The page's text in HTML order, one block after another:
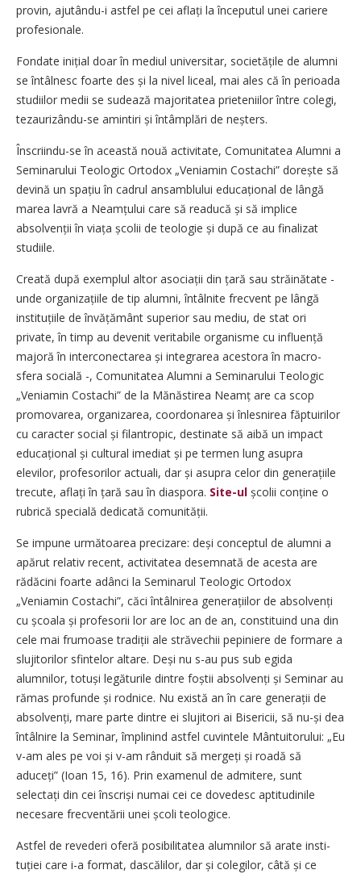
provin, ajutându-i astfel pe cei aflați la începutul unei cariere
profesionale.
Fondate inițial doar în mediul universitar, societățile de alumni
se întâlnesc foarte des și la nivel liceal, mai ales că în perioada
studiilor medii se sudează majoritatea prieteniilor între colegi,
tezaurizându-se amintiri și întâmplări de neșters.
Înscriindu-se în această nouă activitate, Comunitatea Alumni a
Seminarului Teologic Ortodox „Veniamin Costachi” dorește să
devină un spațiu în cadrul ansamblului educațional de lângă
marea lavră a Neamțului care să readucă și să implice
absolvenții în viața școlii de teologie și după ce au finalizat
studiile.
Creată după exemplul altor asociații din țară sau străinătate -
unde organizațiile de tip alumni, întâlnite frecvent pe lângă
insti­tuțiile de învățământ superior sau mediu, de stat ori
private, în timp au devenit veritabile organisme cu influență
majoră în interconectarea și integrarea acestora în macro-
sfera socială -, Comunitatea Alumni a Seminarului Teologic
„Veniamin Costachi” de la Mănăstirea Neamț are ca scop
promovarea, organizarea, coordonarea și înlesnirea făptuirilor
cu caracter social și filantropic, destinate să aibă un impact
educațional și cultural imediat și pe termen lung asupra
elevilor, profesorilor actuali, dar și asupra celor din ge­nerațiile
trecute, aflați în țară sau în diaspora. Site-ul școlii conține o
rubrică specială dedicată comu­nității.
Se impune următoarea precizare: deși conceptul de alumni a
apărut relativ recent, activitatea ­desemnată de acesta are
rădăcini foarte adânci la Seminarul Teologic Ortodox
„Veniamin Costachi”, căci întâlnirea generațiilor de absolvenți
cu școala și profesorii lor are loc an de an, constituind una din
cele mai frumoase tradiții ale străvechii pepiniere de formare a
slujitorilor sfintelor altare. Deși nu s-au pus sub egida
alumnilor, totuși legăturile dintre foștii ab­solvenți și Seminar au
rămas pro­funde și rodnice. Nu există an în care generații de
absolvenți, mare parte dintre ei slujitori ai Bisericii, să nu-și dea
întâlnire la Seminar, împlinind astfel cuvintele Mântuitorului: „Eu
v-am ales pe voi și v-am rânduit să mergeți și roadă să
aduceți” (Ioan 15, 16). Prin examenul de admitere, sunt
selectați din cei înscriși numai cei ce dovedesc aptitudinile
necesare frecventării unei școli teologice.
Astfel de revederi oferă posibilitatea alumnilor să arate insti­
tuției care i-a format, dascălilor, dar și colegilor, câtă și ce